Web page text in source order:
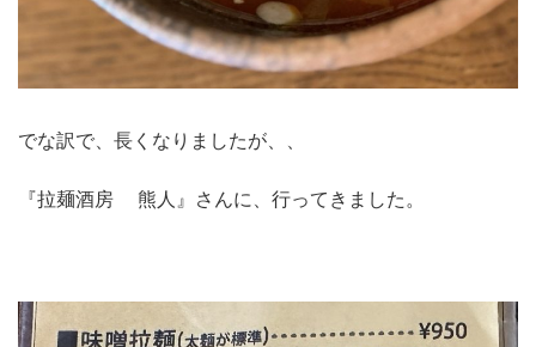
でな訳で、長くなりましたが、、
『拉麺酒房 熊人』さんに、行ってきました。